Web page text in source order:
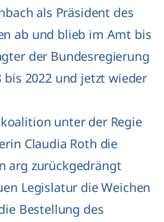
als Präsident des
ab und blieb im Amt bis
der Bundesregierung
2022 und jetzt wieder
unter der Regie
Claudia Roth die
arg zurückgedrängt
Legislatur die Weichen
Bestellung des